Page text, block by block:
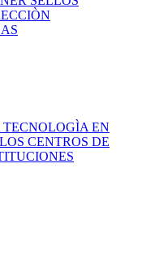
EN
CENTROS DE